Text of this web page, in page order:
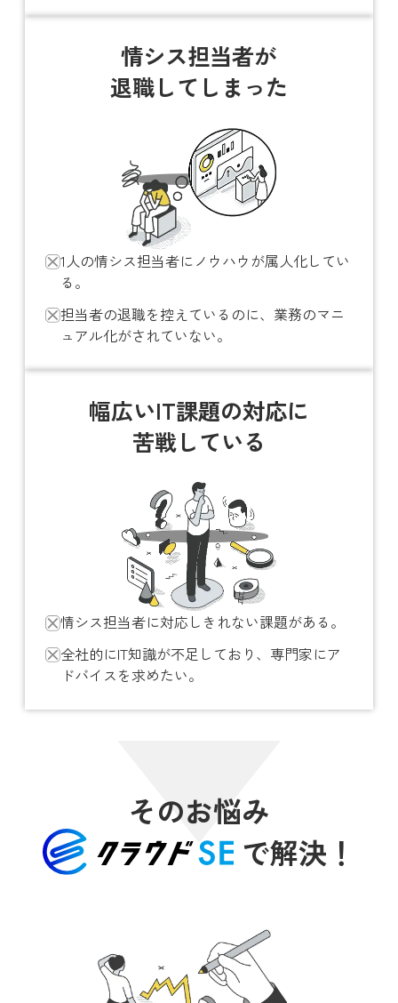
情シス担当者が
退職してしまった
1人の情シス担当者にノウハウが属人化してい
る。
担当者の退職を控えているのに、業務のマニ
ュアル化がされていない。
幅広いIT課題の対応に
苦戦している
情シス担当者に対応しきれない課題がある。
全社的にIT知識が不足しており、専門家にア
ドバイスを求めたい。
そのお悩み
で解決！